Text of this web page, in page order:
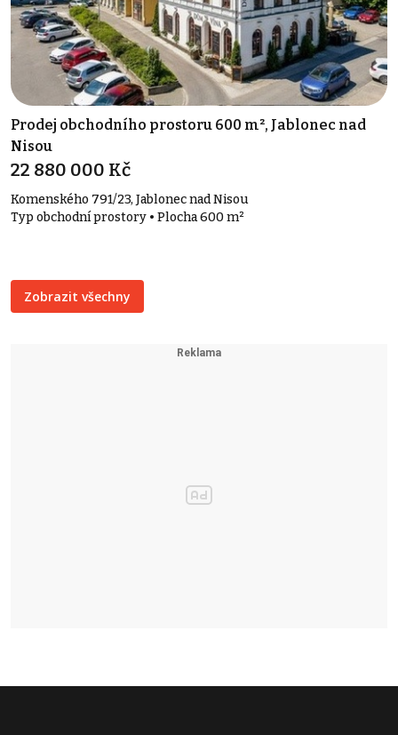
Prodej obchodního prostoru 600 m², Jablonec nad
Nisou
22 880 000 Kč
Komenského 791/23, Jablonec nad Nisou
Typ obchodní prostory • Plocha 600 m²
Zobrazit všechny